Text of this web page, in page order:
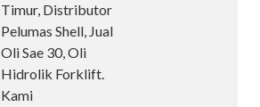
Timur, Distributor
Pelumas Shell, Jual
Oli Sae 30, Oli
Hidrolik Forklift.
Kami